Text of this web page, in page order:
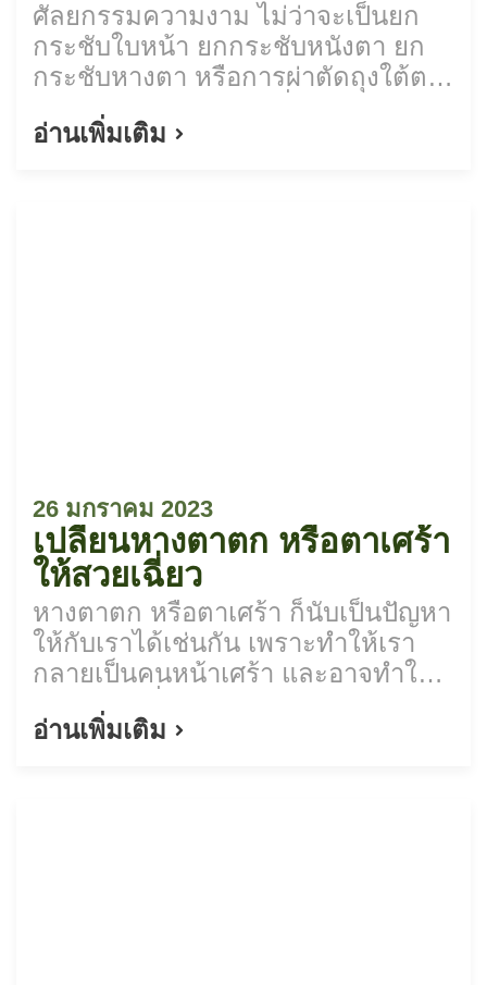
ศัลยกรรมความงาม ไม่ว่าจะเป็นยก
กระชับใบหน้า ยกกระชับหนังตา ยก
กระชับหางตา หรือการผ่าตัดถุงใต้ตา
สามารถทำร่วมกันได้เพื่อผลลัพธ์
ชัดเจนยิ่งขึ้น..
อ่านเพิ่มเติม
26 มกราคม 2023
เปลี่ยนหางตาตก หรือตาเศร้า
ให้สวยเฉี่ยว
หางตาตก หรือตาเศร้า ก็นับเป็นปัญหา
ให้กับเราได้เช่นกัน เพราะทำให้เรา
กลายเป็นคนหน้าเศร้า และอาจทำให้
ขาดความมั่นใจในการเข้าสังคมได้
อ่านเพิ่มเติม